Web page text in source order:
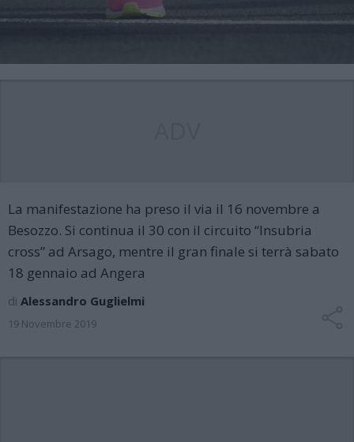
La manifestazione ha preso il via il 16 novembre a
Besozzo. Si continua il 30 con il circuito “Insubria
cross” ad Arsago, mentre il gran finale si terrà sabato
18 gennaio ad Angera
di Alessandro Guglielmi
19 Novembre 2019